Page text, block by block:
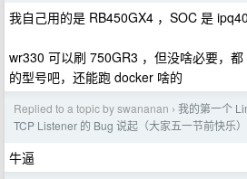
我自己用的是 RB450GX4 ，SOC 是
wr330 可以刷 750GR3 ，但没啥必要，
的型号吧，还能跑 docker 啥的
Replied to a topic by swananan › 我的第一个
TCP Listener 的 Bug 说起（大家五一节前快乐）
牛逼